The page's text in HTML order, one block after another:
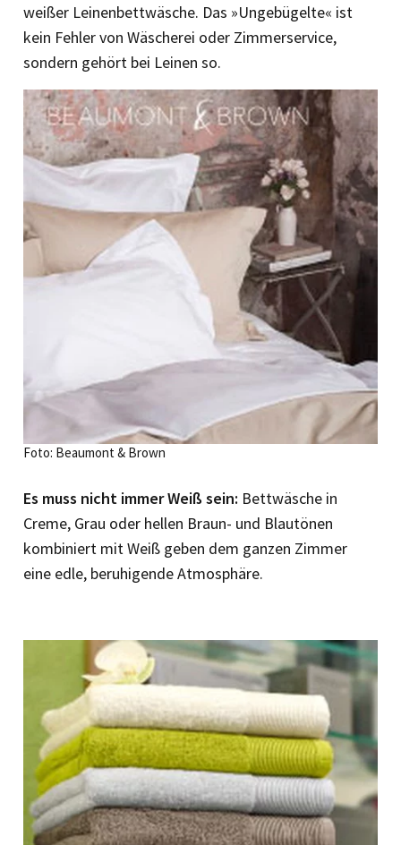
weißer Leinenbettwäsche. Das »Ungebügelte« ist
kein Fehler von Wäscherei oder Zimmerservice,
sondern gehört bei Leinen so.
Foto: Beaumont & Brown
Es muss nicht immer Weiß sein: Bettwäsche in
Creme, Grau oder hellen Braun- und Blautönen
kombiniert mit Weiß geben dem ganzen Zimmer
eine edle, beruhigende Atmosphäre.